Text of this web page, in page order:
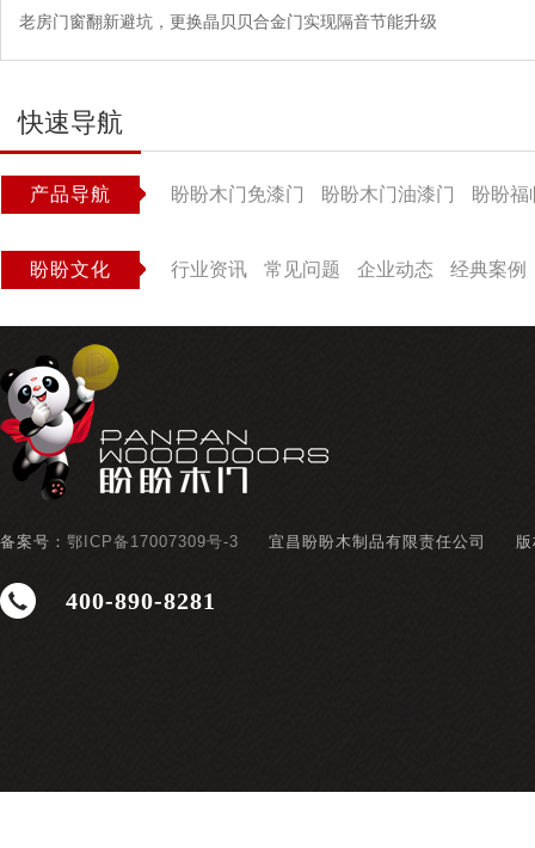
老房门窗翻新避坑，更换晶贝贝合金门实现隔音节能升级
快速导航
产品导航 盼盼木门免漆门 盼盼木门油漆门 盼盼福
盼盼文化 行业资讯 常见问题 企业动态 经典案例
备案号： 鄂ICP备17007309号-3 宜昌盼盼木制品有限责任公司
400-890-8281